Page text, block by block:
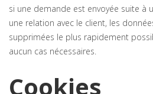
si une demande est envoyée suite à
une relation avec le client, les
supprimées le plus rapidement
aucun cas nécessaires.
Cookies